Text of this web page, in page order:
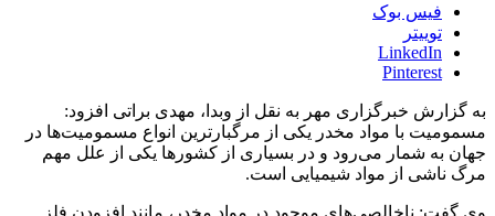
فیس بوک
توییتر
LinkedIn
Pinterest
به گزارش خبرگزاری مهر به نقل از وبدا، مهدی براتی افزود:
مسمومیت با مواد مخدر یکی از مرگبارترین انواع مسمومیت‌ها در
جهان به شمار می‌رود و در بسیاری از کشورها یکی از علل مهم
مرگ ناشی از مواد شیمیایی است.
وی گفت: ناخالصی‌های موجود در مواد مخدر، مانند افزودن فلز